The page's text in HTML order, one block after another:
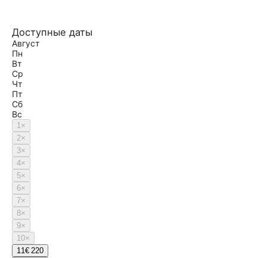
Доступные даты
Август
Пн
Вт
Ср
Чт
Пт
Сб
Вс
1×
2×
3×
4×
5×
6×
7×
8×
9×
10×
11€ 220